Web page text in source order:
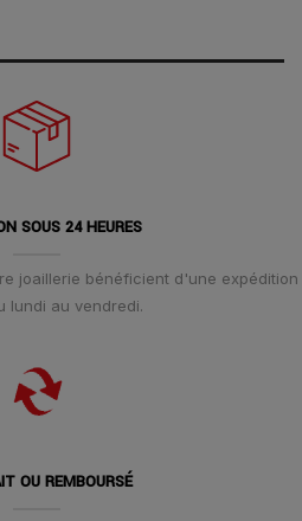
SOUS 24 HEURES
joaillerie bénéficient d'une expédition
lundi au vendredi.
OU REMBOURSÉ